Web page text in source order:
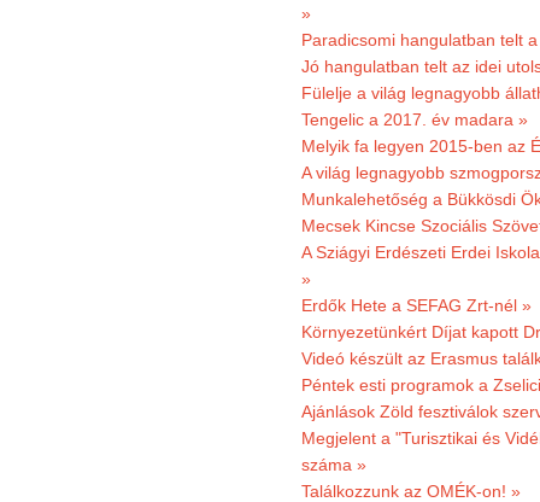
»
Paradicsomi hangulatban telt
Jó hangulatban telt az idei
Fülelje a világ legnagyobb
Tengelic a 2017. év madara »
Melyik fa legyen 2015-ben az
A világ legnagyobb
Munkalehetőség a Bükkösdi
Mecsek Kincse Szociális
A Sziágyi Erdészeti Erdei
»
Erdők Hete a SEFAG Zrt-nél »
Környezetünkért Díjat kapott
Videó készült az Erasmus
Péntek esti programok a
Ajánlások Zöld fesztiválok
Megjelent a "Turisztikai és
száma »
Találkozzunk az OMÉK-on! »